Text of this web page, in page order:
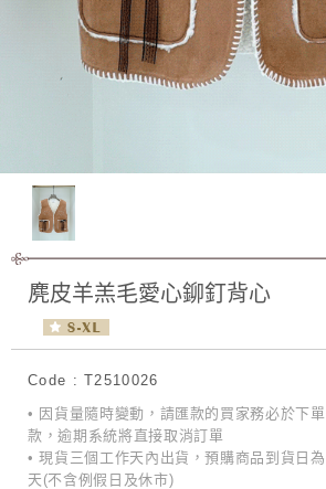
麂皮羊羔毛愛心鉚釘背心
Code : T2510026
• 因貨量隨時變動，請匯款的買家務必於下
款，逾期系統將直接取消訂單
• 現貨三個工作天內出貨，預購商品到貨日
天(不含例假日及休市)